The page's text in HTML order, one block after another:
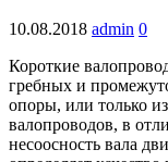
10.08.2018 admin 0
Короткие
гребных и
опоры, или только
валопроводов, в
несоосность вала